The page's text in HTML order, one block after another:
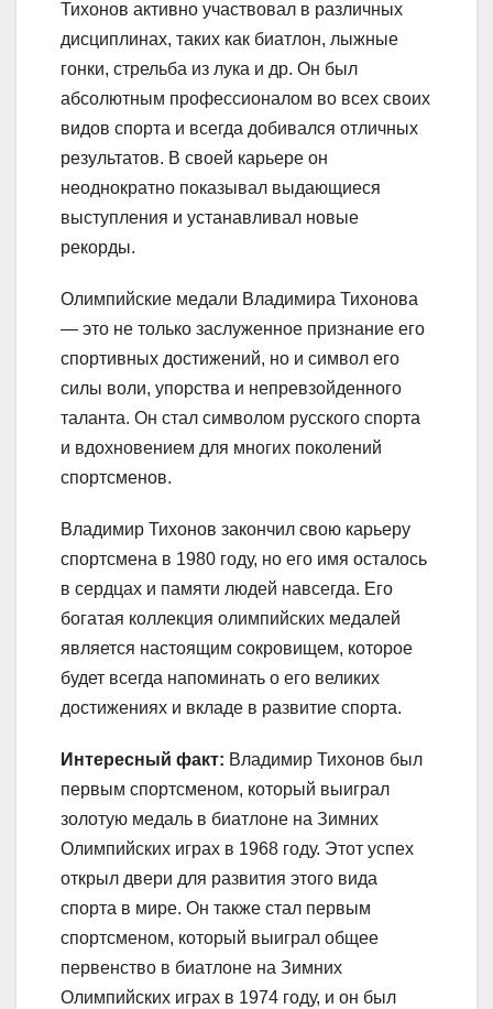
Тихонов активно участвовал в различных
дисциплинах, таких как биатлон, лыжные
гонки, стрельба из лука и др. Он был
абсолютным профессионалом во всех своих
видов спорта и всегда добивался отличных
результатов. В своей карьере он
неоднократно показывал выдающиеся
выступления и устанавливал новые
рекорды.
Олимпийские медали Владимира Тихонова
— это не только заслуженное признание его
спортивных достижений, но и символ его
силы воли, упорства и непревзойденного
таланта. Он стал символом русского спорта
и вдохновением для многих поколений
спортсменов.
Владимир Тихонов закончил свою карьеру
спортсмена в 1980 году, но его имя осталось
в сердцах и памяти людей навсегда. Его
богатая коллекция олимпийских медалей
является настоящим сокровищем, которое
будет всегда напоминать о его великих
достижениях и вкладе в развитие спорта.
Интересный факт: Владимир Тихонов был
первым спортсменом, который выиграл
золотую медаль в биатлоне на Зимних
Олимпийских играх в 1968 году. Этот успех
открыл двери для развития этого вида
спорта в мире. Он также стал первым
спортсменом, который выиграл общее
первенство в биатлоне на Зимних
Олимпийских играх в 1974 году, и он был